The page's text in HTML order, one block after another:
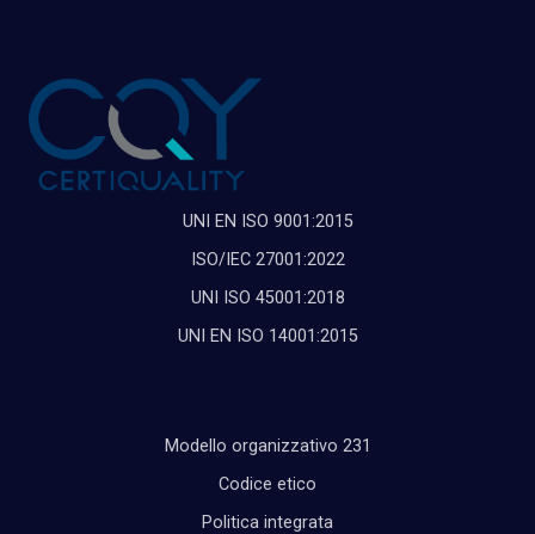
UNI EN ISO 9001:2015
ISO/IEC 27001:2022
UNI ISO 45001:2018
UNI EN ISO 14001:2015
Modello organizzativo 231
Codice etico
Politica integrata